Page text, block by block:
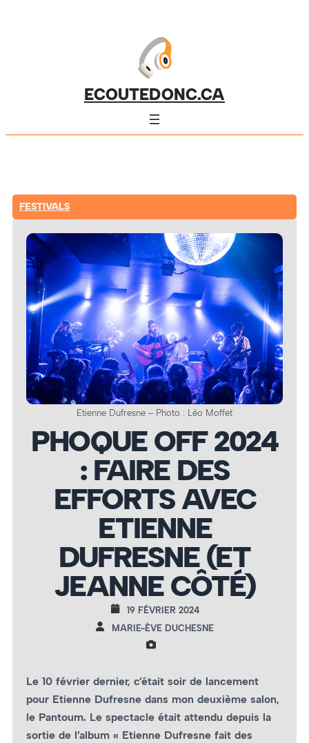
ECOUTEDONC.CA
FESTIVALS
Etienne Dufresne – Photo : Léo Moffet
PHOQUE OFF 2024
: FAIRE DES
EFFORTS AVEC
ETIENNE
DUFRESNE (ET
JEANNE CÔTÉ)
19 FÉVRIER 2024
MARIE-ÈVE DUCHESNE
Le 10 février dernier, c’était soir de lancement
pour Etienne Dufresne dans mon deuxième salon,
le Pantoum. Le spectacle était attendu depuis la
sortie de l’album « Etienne Dufresne fait des